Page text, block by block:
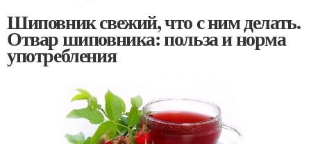
Шиповник свежий, что с ним делать.
Отвар шиповника: польза и норма
употребления